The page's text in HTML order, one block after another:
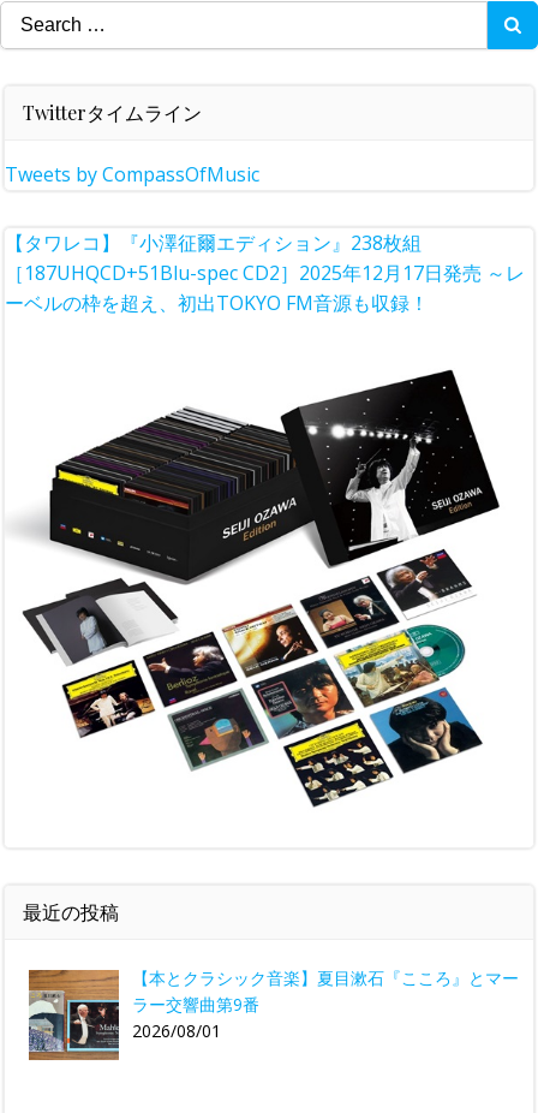
Search
for:
Twitterタイムライン
Tweets by CompassOfMusic
【タワレコ】『小澤征爾エディション』238枚組
［187UHQCD+51Blu-spec CD2］2025年12月17日発売 ～レ
ーベルの枠を超え、初出TOKYO FM音源も収録！
最近の投稿
【本とクラシック音楽】夏目漱石『こころ』とマー
ラー交響曲第9番
2026/08/01